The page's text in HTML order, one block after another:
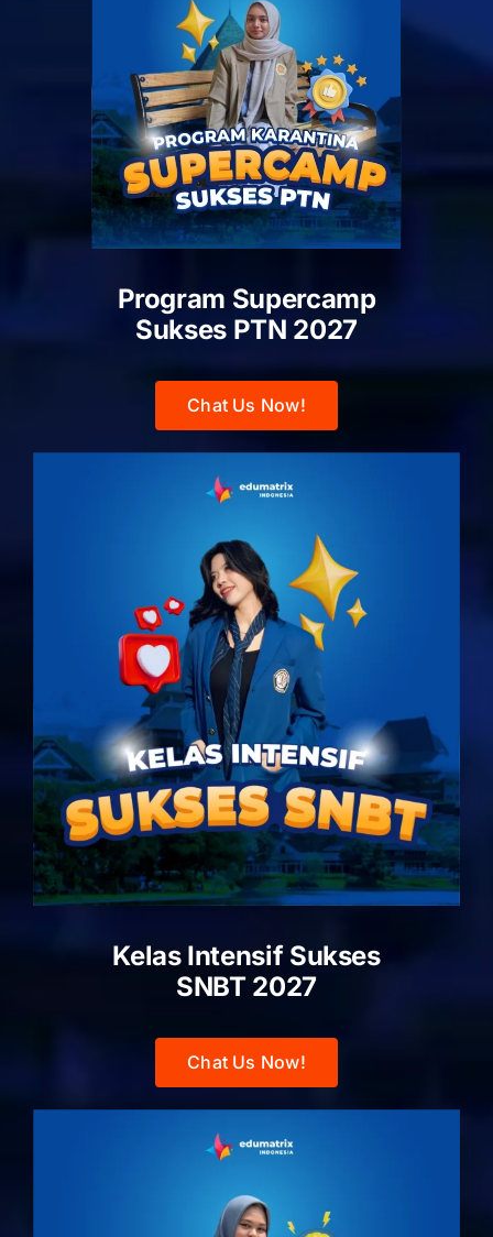
Program Supercamp
Sukses PTN 2027
Chat Us Now!
Kelas Intensif Sukses
SNBT 2027
Chat Us Now!